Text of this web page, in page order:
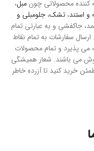
کننده محصولاتی چونمبل،
و استند، تشک، جلومبلی و
جاکفشی و به عبارتی تمام
سفارشات به تمام نقاط
می پذیرد و تمام محصولات
فروش می باشند. شعار همیشگی
خرید کنید تا آزرده خاطر